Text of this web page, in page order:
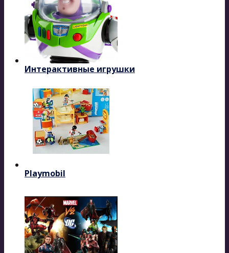
Интерактивные игрушки
Playmobil